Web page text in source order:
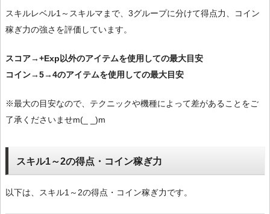
スキルレベル1～スキルマまで、3グループに分けて得点力、コイン
稼ぎ力の強さを評価しています。
スコア→+Exp以外のアイテムを使用しての最大目安
コイン→5→4のアイテムを使用しての最大目安
※最大の目安なので、テクニックや機種によって差があることをご
了承くださいませm(_ _)m
スキル1～2の得点・コイン稼ぎ力
以下は、スキル1～2の得点・コイン稼ぎ力です。